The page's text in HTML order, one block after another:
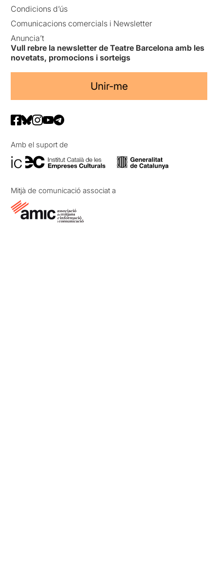
Condicions d’ús
Comunicacions comercials i Newsletter
Anuncia’t
Vull rebre la newsletter de Teatre Barcelona amb les
novetats, promocions i sorteigs
Unir-me
Amb el suport de
Mitjà de comunicació associat a